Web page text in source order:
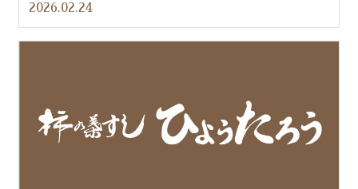
2026.02.24